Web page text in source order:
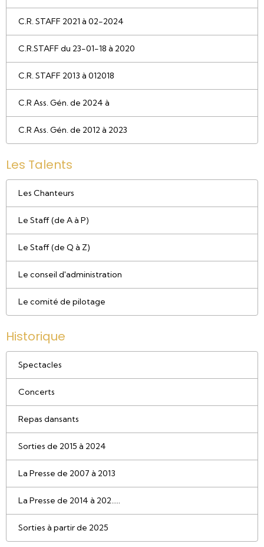
C.R. STAFF 2021 à 02-2024
C.R.STAFF du 23-01-18 à 2020
C.R. STAFF 2013 à 012018
C.R Ass. Gén. de 2024 à
C.R Ass. Gén. de 2012 à 2023
Les Talents
Les Chanteurs
Le Staff (de A à P)
Le Staff (de Q à Z)
Le conseil d'administration
Le comité de pilotage
Historique
Spectacles
Concerts
Repas dansants
Sorties de 2015 à 2024
La Presse de 2007 à 2013
La Presse de 2014 à 202.....
Sorties à partir de 2025